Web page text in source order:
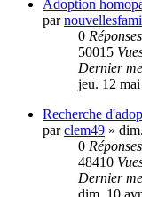
Adoption
par
0 Réponses
50015
Dernier
jeu. 12
Recherche
parclem49 »
0 Réponses
48410
Dernier
dim. 10